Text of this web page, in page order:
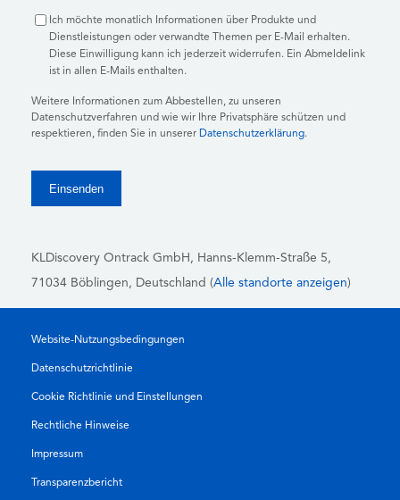
Ich möchte monatlich Informationen über Produkte und
Dienstleistungen oder verwandte Themen per E-Mail erhalten.
Diese Einwilligung kann ich jederzeit widerrufen. Ein Abmeldelink
ist in allen E-Mails enthalten.
Weitere Informationen zum Abbestellen, zu unseren
Datenschutzverfahren und wie wir Ihre Privatsphäre schützen und
respektieren, finden Sie in unserer Datenschutzerklärung.
KLDiscovery Ontrack GmbH, Hanns-Klemm-Straße 5,
71034 Böblingen, Deutschland (Alle standorte anzeigen)
Website-Nutzungsbedingungen
Datenschutzrichtlinie
Cookie Richtlinie und Einstellungen
Rechtliche Hinweise
Impressum
Transparenzbericht